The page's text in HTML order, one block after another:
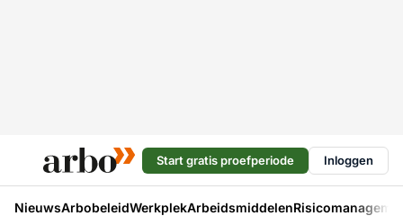
Start gratis proefperiode Inloggen
NieuwsArbobeleidWerkplekArbeidsmiddelen